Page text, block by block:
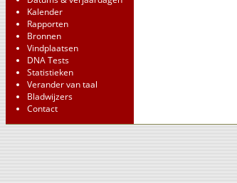
Kalender
Rapporten
Bronnen
Vindplaatsen
DNA Tests
Statistieken
Verander van taal
Bladwijzers
Contact